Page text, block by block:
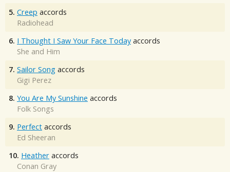
5. Creep accords
Radiohead
6. I Thought I Saw Your Face Today accords
She and Him
7. Sailor Song accords
Gigi Perez
8. You Are My Sunshine accords
Folk Songs
9. Perfect accords
Ed Sheeran
10. Heather accords
Conan Gray